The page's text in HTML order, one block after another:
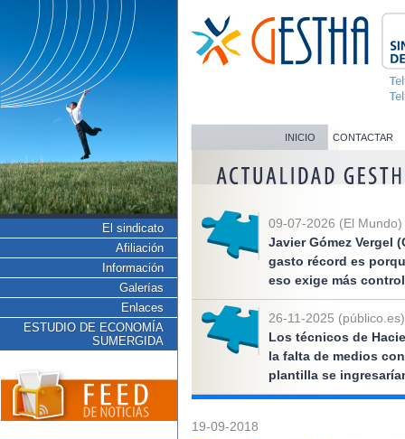
El sindicato
Afiliación
Información
Galerías
Enlaces
ESTUDIO DE ECONOMÍA
SUMERGIDA
INICIO CONTACTAR
09-07-2026 (El Mundo)
Javier Gómez Vergel
gasto récord es
eso exige más
26-11-2025 (público.es)
Los técnicos de
la falta de medios
plantilla se
19-09-2018